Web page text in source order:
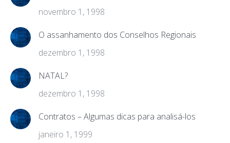
novembro 1, 1998
O assanhamento dos Conselhos Regionais
dezembro 1, 1998
NATAL?
dezembro 1, 1998
Contratos – Algumas dicas para analisá-los
janeiro 1, 1999